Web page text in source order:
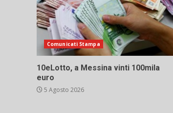
Comunicati Stampa
10eLotto, a Messina vinti 100mila
euro
5 Agosto 2026